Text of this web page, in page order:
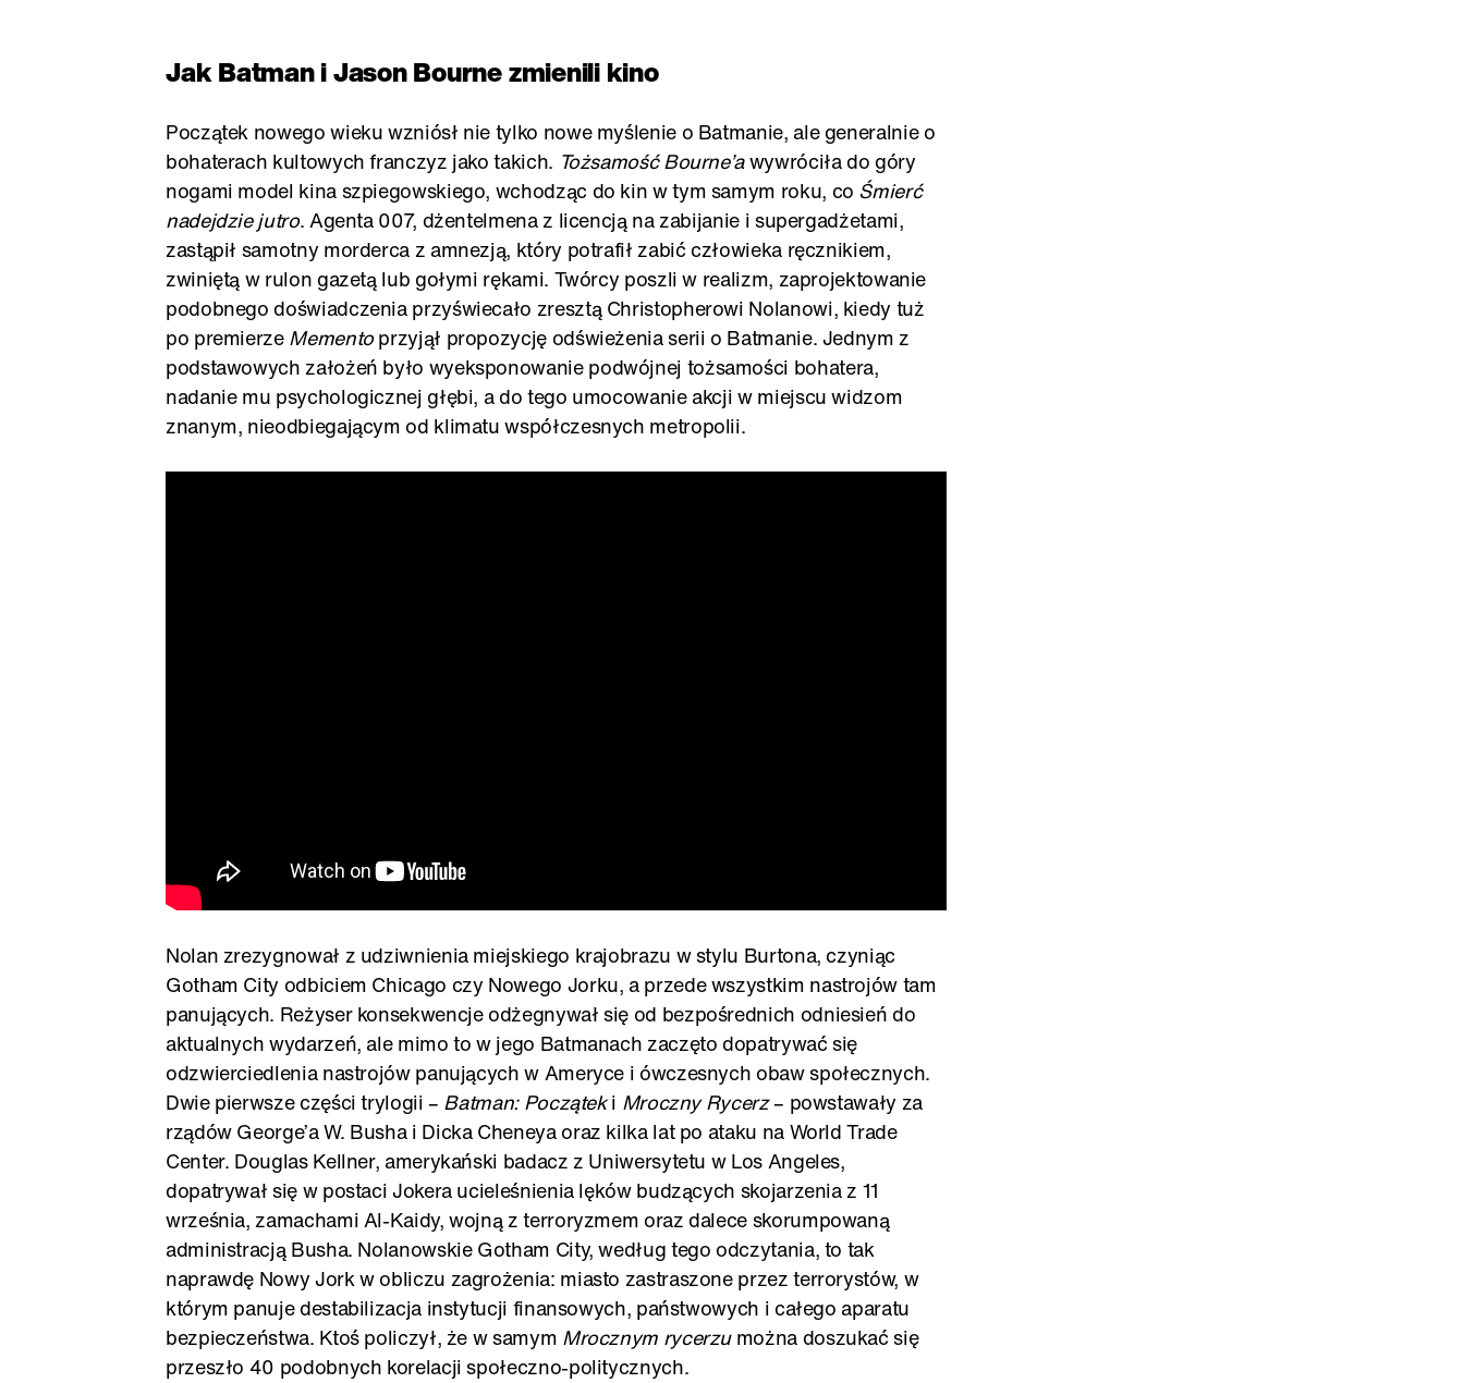
Jak Batman i Jason Bourne zmienili kino
Początek nowego wieku wzniósł nie tylko nowe myślenie o Batmanie, ale generalnie o
bohaterach kultowych franczyz jako takich. Tożsamość Bourne’awywróciła do góry
nogami model kina szpiegowskiego, wchodząc do kin w tym samym roku, co Śmierć
nadejdzie jutro. Agenta 007, dżentelmena z licencją na zabijanie i supergadżetami,
zastąpił samotny morderca z amnezją, który potrafił zabić człowieka ręcznikiem,
zwiniętą w rulon gazetą lub gołymi rękami. Twórcy poszli w realizm, zaprojektowanie
podobnego doświadczenia przyświecało zresztą Christopherowi Nolanowi, kiedy tuż
po premierzeMementoprzyjął propozycję odświeżenia serii o Batmanie. Jednym z
podstawowych założeń było wyeksponowanie podwójnej tożsamości bohatera,
nadanie mu psychologicznej głębi, a do tego umocowanie akcji w miejscu widzom
znanym, nieodbiegającym od klimatu współczesnych metropolii.
Nolan zrezygnował z udziwnienia miejskiego krajobrazu w stylu Burtona, czyniąc
Gotham City odbiciem Chicago czy Nowego Jorku, a przede wszystkim nastrojów tam
panujących. Reżyser konsekwencje odżegnywał się od bezpośrednich odniesień do
aktualnych wydarzeń, ale mimo to w jego Batmanach zaczęto dopatrywać się
odzwierciedlenia nastrojów panujących w Ameryce i ówczesnych obaw społecznych.
Dwie pierwsze części trylogii – Batman: Począteki Mroczny Rycerz– powstawały za
rządów George’a W. Busha i Dicka Cheneya oraz kilka lat po ataku na World Trade
Center. Douglas Kellner, amerykański badacz z Uniwersytetu w Los Angeles,
dopatrywał się w postaci Jokera ucieleśnienia lęków budzących skojarzenia z 11
września, zamachami Al-Kaidy, wojną z terroryzmem oraz dalece skorumpowaną
administracją Busha. Nolanowskie Gotham City, według tego odczytania, to tak
naprawdę Nowy Jork w obliczu zagrożenia: miasto zastraszone przez terrorystów, w
którym panuje destabilizacja instytucji finansowych, państwowych i całego aparatu
bezpieczeństwa. Ktoś policzył, że w samym Mrocznym rycerzumożna doszukać się
przeszło 40 podobnych korelacji społeczno-politycznych.